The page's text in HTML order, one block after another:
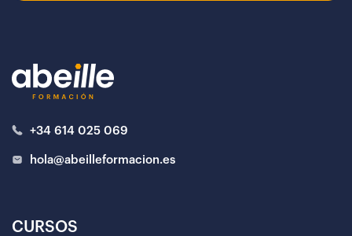
+34 614 025 069
hola@abeilleformacion.es
CURSOS